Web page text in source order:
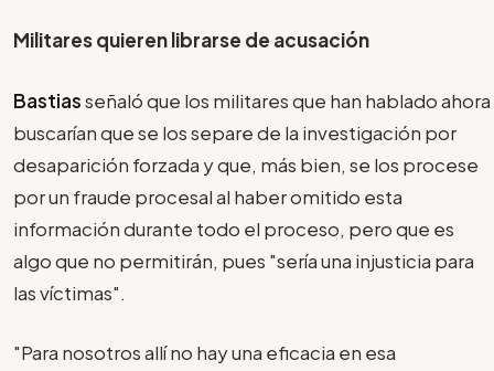
Militares quieren librarse de acusación
Bastiasseñaló que los militares que han hablado ahora
buscarían que se los separe de la investigación por
desaparición forzada y que, más bien, se los procese
por un fraude procesal al haber omitido esta
información durante todo el proceso, pero que es
algo que no permitirán, pues "sería una injusticia para
las víctimas".
"Para nosotros allí no hay una eficacia en esa